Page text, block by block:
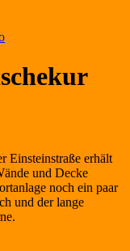
Einsteinstraße erhält
und Decke
noch ein paar
und der lange